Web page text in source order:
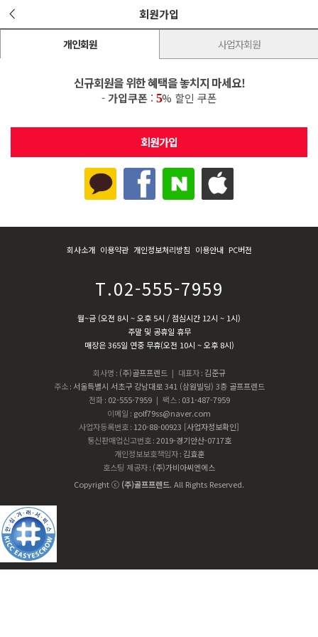
회원가입
개인회원 사업자회원
신규회원을 위한 혜택을 놓치지 마세요!
-가입쿠폰: 5% 할인 쿠폰
회사소개 이용약관 개인정보처리방침 이용안내 PC버전
T.02-555-7959
월~금 (오전 8시 ~ 오후 5시 / 점심시간 12시 ~ 1시)
주말 및 공휴일 휴무
매장은 365일 연중 무휴(오전 10시 ~ 오후 8시)
회사명 : (주)골프프렌드 | 대표자 : 김준규
주소 : 서울특별시 서초구 강남대로 341 (삼원빌딩) 3층 골프프렌드
전화 : 02-555-7959 | 팩스 : 031-487-7959
이메일 : golf79ss@naver.com
사업자등록번호: 120-88-00923 [사업자정보확인]
통신판매업신고번호 :2019-경기안산-0717호
개인정보보호책임자 : 김효훈
호스팅 제공자: (주)가비아씨엔에스
Copyright ⓒ (주)골프프렌드. All Rights Reserved.